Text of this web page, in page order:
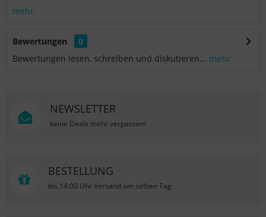
mehr
Bewertungen
0
Bewertungen lesen, schreiben und diskutieren... mehr
NEWSLETTER
keine Deals mehr verpassen!
BESTELLUNG
bis 14:00 Uhr Versand am selben Tag